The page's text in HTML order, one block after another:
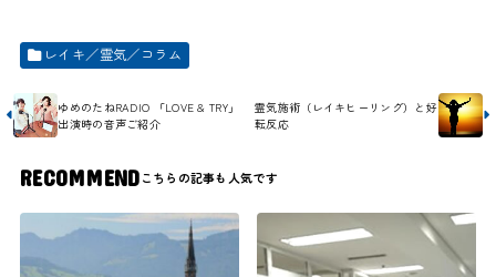
レイキ／霊気／コラム
ゆめのたねRADIO 「LOVE & TRY」
出演時の音声ご紹介
霊気施術（レイキヒーリング）と好
転反応
RECOMMEND